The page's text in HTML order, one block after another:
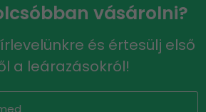
vásárolni?
és értesülj első
a leárazásokról!